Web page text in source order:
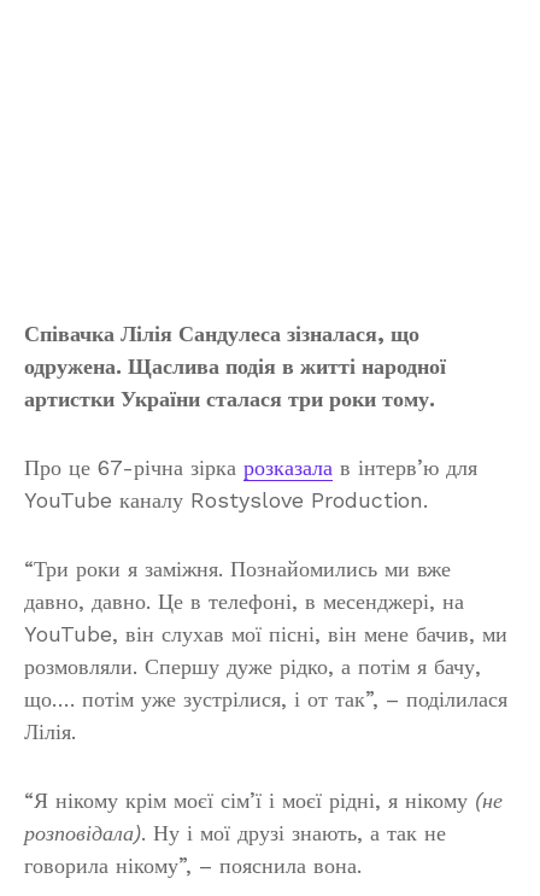
Співачка Лілія Сандулеса зізналася, що
одружена. Щаслива подія в житті народної
артистки України сталася три роки тому.
Про це 67-річна зірка розказала в інтерв’ю для
YouTube каналу Rostyslove Production.
“Три роки я заміжня. Познайомились ми вже
давно, давно. Це в телефоні, в месенджері, на
YouTube, він слухав мої пісні, він мене бачив, ми
розмовляли. Спершу дуже рідко, а потім я бачу,
що…. потім уже зустрілися, і от так”, – поділилася
Лілія.
“Я нікому крім моєї сім’ї і моєї рідні, я нікому (не
розповідала). Ну і мої друзі знають, а так не
говорила нікому”, – пояснила вона.